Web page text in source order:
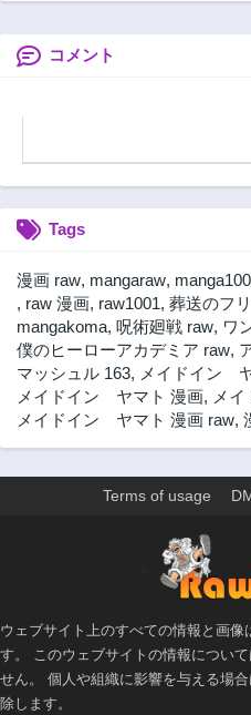
になって
コメント
Tags
漫画 raw, mangaraw,
, raw 漫画, raw1001, 葬送のフ
mangakoma, 呪術廻戦 raw, ワ
僕のヒーローアカデミア raw,
マッシュル 163, メイドイン
メイドイン ヤマト 漫画, メ
メイドイン ヤマト 漫画 raw,
Terms of usage
ウェブサイト上のすべての情報と画
す。 このウェブサイトの情報につい
せん。 個人や組織に影響を与える場
除します。